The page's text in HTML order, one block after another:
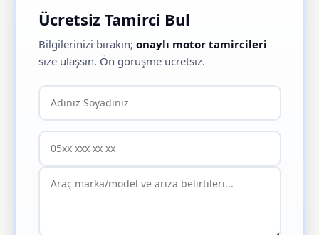
Ücretsiz Tamirci Bul
Bilgilerinizi bırakın; onaylı motor tamircileri
size ulaşsın. Ön görüşme ücretsiz.